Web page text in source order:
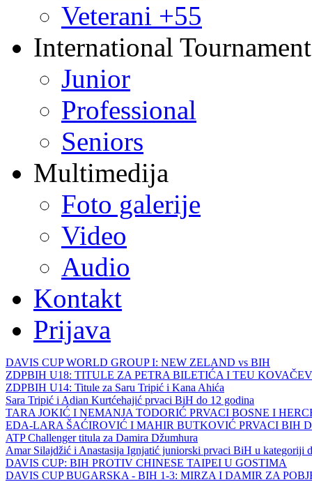
Veterani +55
International
Junior
Professional
Seniors
Multimedija
Foto galerije
Video
Audio
Kontakt
Prijava
DAVIS CUP WORLD GROUP I: NEW ZELAND vs BIH
ZDPBIH U18: TITULE ZA PETRA BILETIĆA I TEU
ZDPBIH U14: Titule za Saru Tripić i Kana Ahića
Sara Tripić i Adian Kurtćehajić prvaci BiH do 12 godina
TARA JOKIĆ I NEMANJA TODORIĆ PRVACI BOSNE I
EDA-LARA ŠAĆIROVIĆ I MAHIR BUTKOVIĆ PRVACI BIH
ATP Challenger titula za Damira Džumhura
Amar Silajdžić i Anastasija Ignjatić juniorski prvaci BiH u kategoriji
DAVIS CUP: BIH PROTIV CHINESE TAIPEI U GOSTIMA
DAVIS CUP BUGARSKA - BIH 1-3: MIRZA I DAMIR ZA